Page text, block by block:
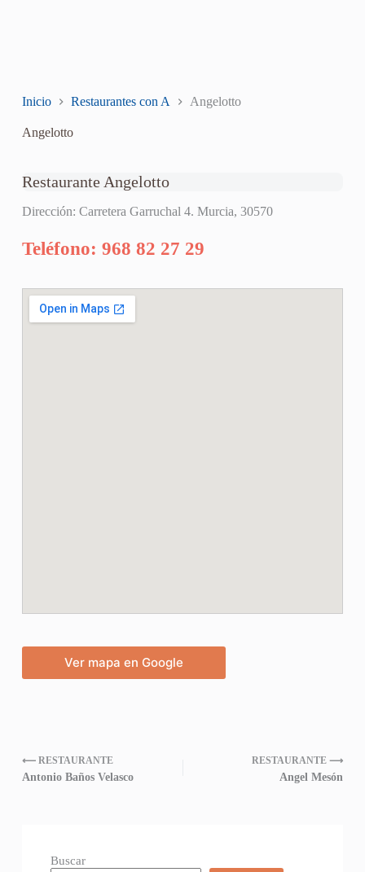
Inicio Restaurantes con A Angelotto
Angelotto
Restaurante Angelotto
Dirección: Carretera Garruchal 4. Murcia, 30570
Teléfono: 968 82 27 29
Ver mapa en Google
⟵ RESTAURANTE
Antonio Baños Velasco
RESTAURANTE ⟶
Angel Mesón
Buscar